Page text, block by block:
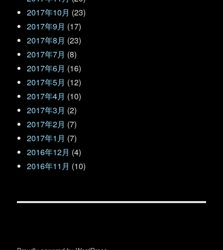
2017年10月 (23)
2017年9月 (17)
2017年8月 (23)
2017年7月 (8)
2017年6月 (16)
2017年5月 (12)
2017年4月 (10)
2017年3月 (2)
2017年2月 (7)
2017年1月 (7)
2016年12月 (4)
2016年11月 (10)